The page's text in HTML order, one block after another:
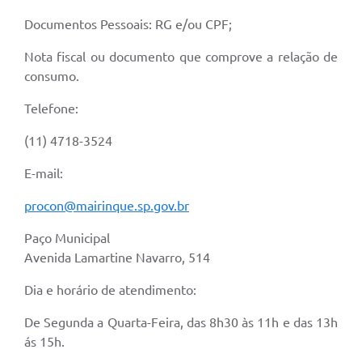
Documentos Pessoais: RG e/ou CPF;
Nota fiscal ou documento que comprove a relação de
consumo.
Telefone:
(11) 4718-3524
E-mail:
procon@mairinque.sp.gov.br
Paço Municipal
Avenida Lamartine Navarro, 514
Dia e horário de atendimento:
De Segunda a Quarta-Feira, das 8h30 às 11h e das 13h
ás 15h.